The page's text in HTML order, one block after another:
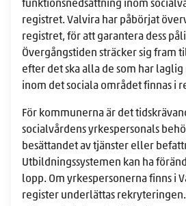
funktionsnedsättning inom
registret. Valvira har påbörjat
registret, för att garantera dess
Övergångstiden sträcker sig fram
efter det ska alla de som har
inom det sociala området finnas i
För kommunerna är det
socialvårdens yrkespersonals
besättandet av tjänster eller
Utbildningssystemen kan ha
lopp. Om yrkespersonerna finns i
register underlättas